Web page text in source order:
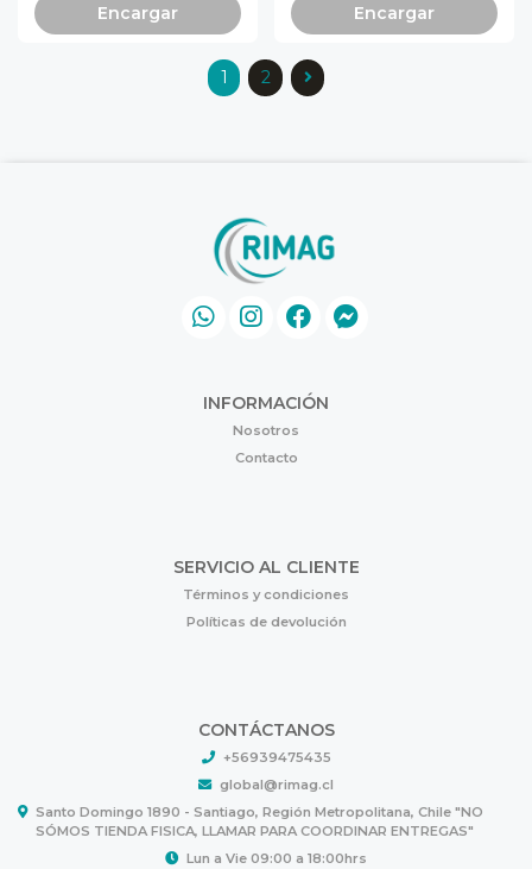
Encargar Encargar
1 2
INFORMACIÓN
Nosotros
Contacto
SERVICIO AL CLIENTE
Términos y condiciones
Políticas de devolución
CONTÁCTANOS
+56939475435
global@rimag.cl
Santo Domingo 1890 - Santiago, Región Metropolitana, Chile "NO
SÓMOS TIENDA FISICA, LLAMAR PARA COORDINAR ENTREGAS"
Lun a Vie 09:00 a 18:00hrs